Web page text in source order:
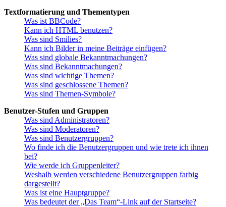
Textformatierung und Thementypen
Was ist BBCode?
Kann ich HTML benutzen?
Was sind Smilies?
Kann ich Bilder in meine Beiträge einfügen?
Was sind globale Bekanntmachungen?
Was sind Bekanntmachungen?
Was sind wichtige Themen?
Was sind geschlossene Themen?
Was sind Themen-Symbole?
Benutzer-Stufen und Gruppen
Was sind Administratoren?
Was sind Moderatoren?
Was sind Benutzergruppen?
Wo finde ich die Benutzergruppen und wie trete ich ihnen
bei?
Wie werde ich Gruppenleiter?
Weshalb werden verschiedene Benutzergruppen farbig
dargestellt?
Was ist eine Hauptgruppe?
Was bedeutet der „Das Team“-Link auf der Startseite?